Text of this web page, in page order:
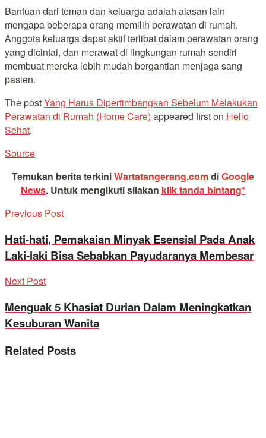
Bantuan dari teman dan keluarga adalah alasan lain
mengapa beberapa orang memilih perawatan di rumah.
Anggota keluarga dapat aktif terlibat dalam perawatan orang
yang dicintai, dan merawat di lingkungan rumah sendiri
membuat mereka lebih mudah bergantian menjaga sang
pasien.
The postYang Harus Dipertimbangkan Sebelum Melakukan
Perawatan di Rumah (Home Care) appeared first on Hello
Sehat.
Source
Temukan berita terkiniWartatangerang.comdiGoogle
News. Untuk mengikuti silakan klik tanda bintang*
Previous Post
Hati-hati, Pemakaian Minyak Esensial Pada Anak
Laki-laki Bisa Sebabkan Payudaranya Membesar
Next Post
Menguak 5 Khasiat Durian Dalam Meningkatkan
Kesuburan Wanita
Related Posts